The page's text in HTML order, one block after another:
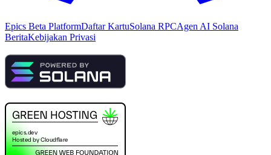
Epics Beta PlatformDaftar KartuSolana RPCAgen AI Solana
BeritaKebijakan Privasi